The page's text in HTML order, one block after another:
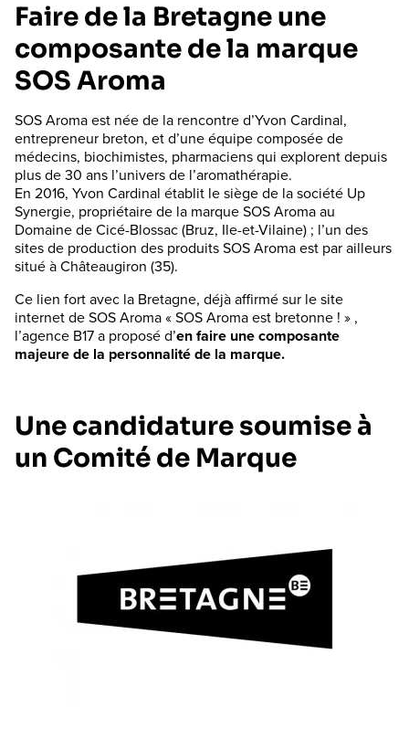
Faire de la Bretagne une
composante de la marque
SOS Aroma
SOS Aroma est née de la rencontre d’Yvon Cardinal,
entrepreneur breton, et d’une équipe composée de
médecins, biochimistes, pharmaciens qui explorent depuis
plus de 30 ans l’univers de l’aromathérapie.
En 2016, Yvon Cardinal établit le siège de la société Up
Synergie, propriétaire de la marque SOS Aroma au
Domaine de Cicé-Blossac (Bruz, Ile-et-Vilaine) ; l’un des
sites de production des produits SOS Aroma est par ailleurs
situé à Châteaugiron (35).
Ce lien fort avec la Bretagne, déjà affirmé sur le site
internet de SOS Aroma « SOS Aroma est bretonne ! » ,
l’agence B17 a proposé d’en faire une composante
majeure de la personnalité de la marque.
Une candidature soumise à
un Comité de Marque